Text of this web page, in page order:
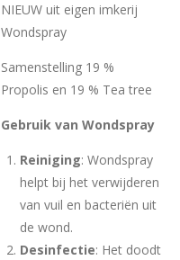
NIEUW uit eigen imkerij
Wondspray
Samenstelling 19 %
Propolis en 19 % Tea tree
Gebruik van Wondspray
Reiniging: Wondspray
helpt bij het verwijderen
van vuil en bacteriën uit
de wond.
Desinfectie: Het doodt